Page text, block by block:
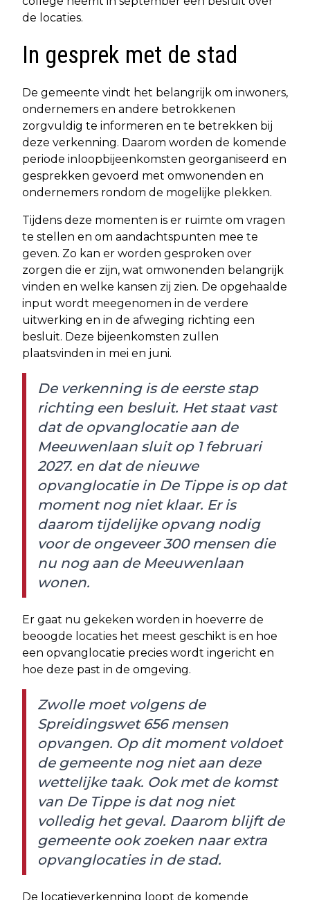
de locaties.
In gesprek met de stad
De gemeente vindt het belangrijk om inwoners,
ondernemers en andere betrokkenen
zorgvuldig te informeren en te betrekken bij
deze verkenning. Daarom worden de komende
periode inloopbijeenkomsten georganiseerd en
gesprekken gevoerd met omwonenden en
ondernemers rondom de mogelijke plekken.
Tijdens deze momenten is er ruimte om vragen
te stellen en om aandachtspunten mee te
geven. Zo kan er worden gesproken over
zorgen die er zijn, wat omwonenden belangrijk
vinden en welke kansen zij zien. De opgehaalde
input wordt meegenomen in de verdere
uitwerking en in de afweging richting een
besluit. Deze bijeenkomsten zullen
plaatsvinden in mei en juni.
De verkenning is de eerste stap
richting een besluit. Het staat vast
dat de opvanglocatie aan de
Meeuwenlaan sluit op 1 februari
2027. en dat de nieuwe
opvanglocatie in De Tippe is op dat
moment nog niet klaar. Er is
daarom tijdelijke opvang nodig
voor de ongeveer 300 mensen die
nu nog aan de Meeuwenlaan
wonen.
Er gaat nu gekeken worden in hoeverre de
beoogde locaties het meest geschikt is en hoe
een opvanglocatie precies wordt ingericht en
hoe deze past in de omgeving.
Zwolle moet volgens de
Spreidingswet 656 mensen
opvangen. Op dit moment voldoet
de gemeente nog niet aan deze
wettelijke taak. Ook met de komst
van De Tippe is dat nog niet
volledig het geval. Daarom blijft de
gemeente ook zoeken naar extra
opvanglocaties in de stad.
De locatieverkenning loopt de komende